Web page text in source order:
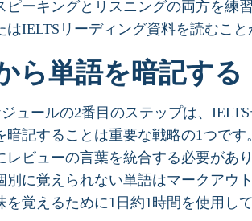
ピーキングとリスニングの両方を練
はIELTSリーディング資料を読むこと
ら単語を暗記する
ュールの2番目のステップは、
暗記することは重要な戦略の1つです
レビューの言葉を統合する必要があ
別に覚えられない単語はマークアウ
覚えるために1日約1時間を使用して